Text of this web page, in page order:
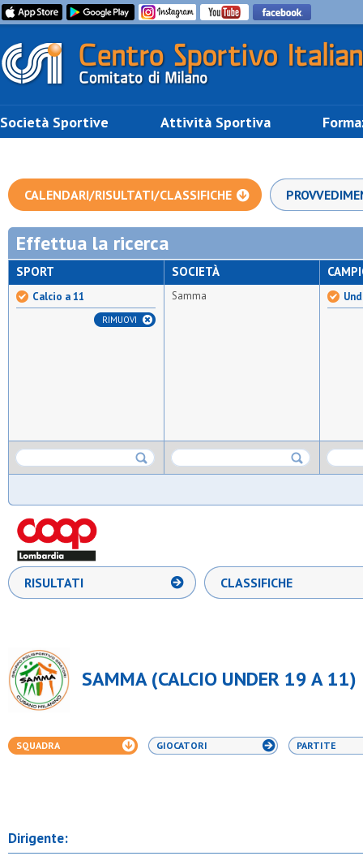
Società Sportive Attività Sportiva
CALENDARI/RISULTATI/CLASSIFICHE
Effettua la ricerca
SPORT
Calcio a 11
RIMUOVI
SOCIETÀ
Samma
RISULTATI CLASSIFICHE
SAMMA (CALCIO UNDER 19 A 11)
SQUADRA GIOCATORI PARTITE
Dirigente: